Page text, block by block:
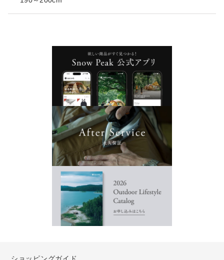
ショッピングガイド